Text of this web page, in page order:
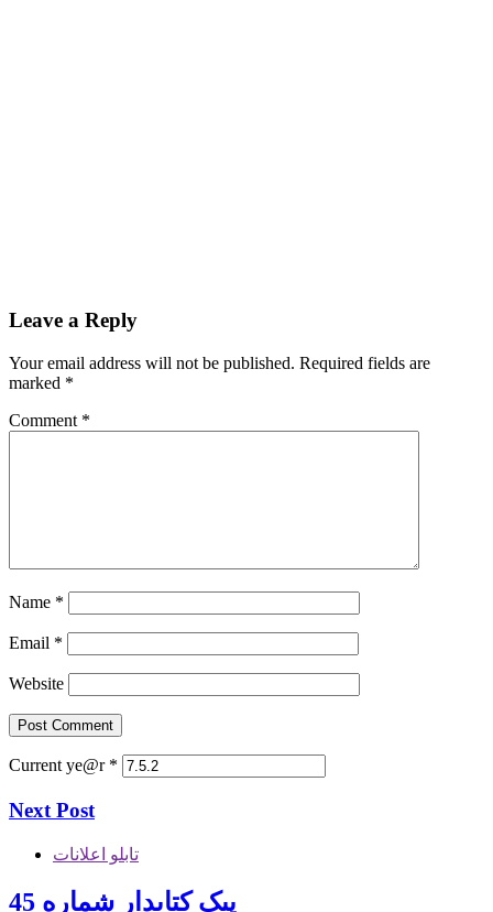
Leave a Reply
Your email address will not be published. Required fields are
marked *
Comment *
Name *
Email *
Website
Current ye@r *
Next Post
تابلو اعلانات
پیک کتابدار شماره 45